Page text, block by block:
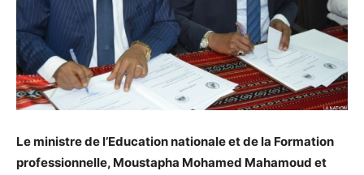
Le ministre de l’Education nationale et de la Formation
professionnelle, Moustapha Mohamed Mahamoud et